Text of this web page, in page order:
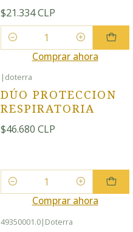
$21.334 CLP
Cantidad
Comprar ahora
| doterra
DÚO PROTECCION
RESPIRATORIA
$46.680 CLP
Cantidad
Comprar ahora
49350001.0| Doterra